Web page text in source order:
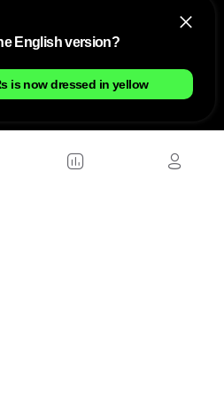
English version?
is now dressed in yellow